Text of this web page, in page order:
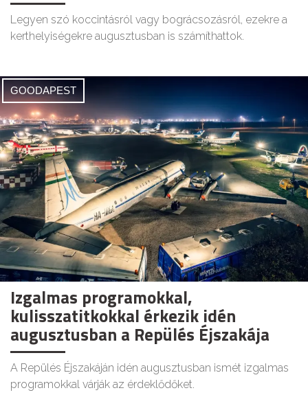
Legyen szó koccintásról vagy bográcsozásról, ezekre a
kerthelyiségekre augusztusban is számíthattok.
GOODAPEST
Izgalmas programokkal,
kulisszatitkokkal érkezik idén
augusztusban a Repülés Éjszakája
A Repülés Éjszakáján idén augusztusban ismét izgalmas
programokkal várják az érdeklődőket.